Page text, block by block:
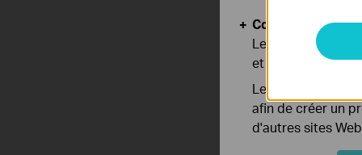
Cookies
Les cookies
et ajuster les
Les cookies
afin de créer un
d'autres sites